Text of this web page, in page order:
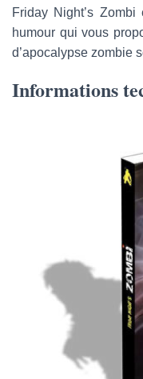
Friday Night’s
humour qui vous
d’apocalypse zombie
Informations